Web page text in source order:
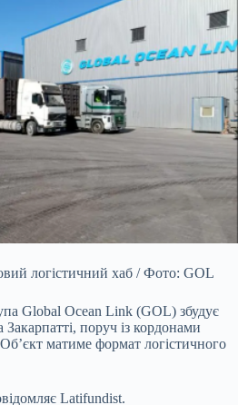
логістичний хаб / Фото: GOL
Global Ocean Link (GOL) збудує
поруч із кордонами
матиме формат логістичного
Latifundist.